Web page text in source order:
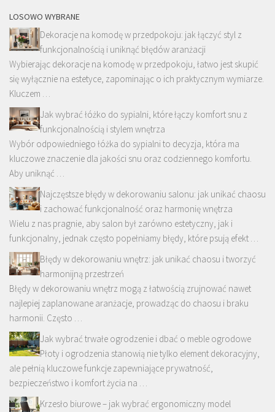
LOSOWO WYBRANE
Dekoracje na komodę w przedpokoju: jak łączyć styl z
funkcjonalnością i uniknąć błędów aranżacji
Wybierając dekoracje na komodę w przedpokoju, łatwo jest skupić
się wyłącznie na estetyce, zapominając o ich praktycznym wymiarze.
Kluczem …
Jak wybrać łóżko do sypialni, które łączy komfort snu z
funkcjonalnością i stylem wnętrza
Wybór odpowiedniego łóżka do sypialni to decyzja, która ma
kluczowe znaczenie dla jakości snu oraz codziennego komfortu.
Aby uniknąć …
Najczęstsze błędy w dekorowaniu salonu: jak unikać chaosu
i zachować funkcjonalność oraz harmonię wnętrza
Wielu z nas pragnie, aby salon był zarówno estetyczny, jak i
funkcjonalny, jednak często popełniamy błędy, które psują efekt …
Błędy w dekorowaniu wnętrz: jak unikać chaosu i tworzyć
harmonijną przestrzeń
Błędy w dekorowaniu wnętrz mogą z łatwością zrujnować nawet
najlepiej zaplanowane aranżacje, prowadząc do chaosu i braku
harmonii. Często …
Jak wybrać trwałe ogrodzenie i dbać o meble ogrodowe
Płoty i ogrodzenia stanowią nie tylko element dekoracyjny,
ale pełnią kluczowe funkcje zapewniające prywatność,
bezpieczeństwo i komfort życia na …
Krzesło biurowe – jak wybrać ergonomiczny model